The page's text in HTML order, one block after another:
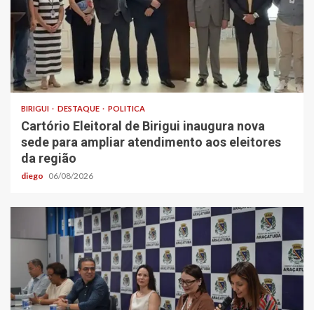
BIRIGUI DESTAQUE POLITICA
Cartório Eleitoral de Birigui inaugura nova
sede para ampliar atendimento aos eleitores
da região
diego 06/08/2026